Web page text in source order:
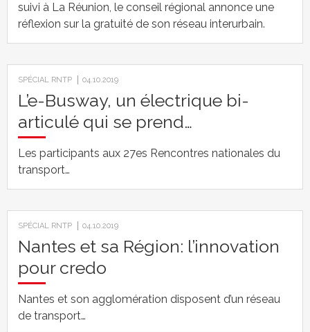
suivi à La Réunion, le conseil régional annonce une
réflexion sur la gratuité de son réseau interurbain.
SPÉCIAL RNTP 04.10.2019
L’e-Busway, un électrique bi-
articulé qui se prend…
Les participants aux 27es Rencontres nationales du
transport…
SPÉCIAL RNTP 04.10.2019
Nantes et sa Région: l’innovation
pour credo
Nantes et son agglomération disposent d’un réseau
de transport…